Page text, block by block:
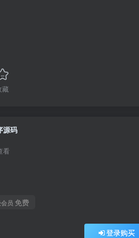
藏
源码
看
员 免费
登录购买